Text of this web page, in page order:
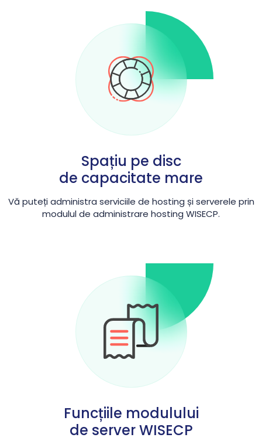
Spațiu pe disc
de capacitate mare
Vă puteți administra serviciile de hosting și serverele prin
modulul de administrare hosting WISECP.
Funcțiile modulului
de server WISECP